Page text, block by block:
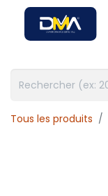
Tous les produits